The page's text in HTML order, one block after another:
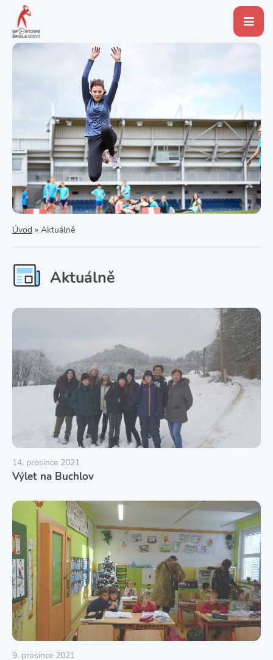
Úvod » Aktuálně
Aktuálně
14. prosince 2021
Výlet na Buchlov
9. prosince 2021